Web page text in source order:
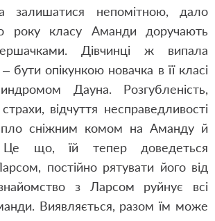
залишатися непомітною, дало
року класу Аманди доручають
Дівчинці ж випала
бути опікункою новачка в її класі
Дауна. Розгубленість,
відчуття несправедливості
сніжним комом на Аманду й
Це що, їй тепер доведеться
постійно рятувати його від
з Ларсом руйнує всі
Виявляється, разом їм може